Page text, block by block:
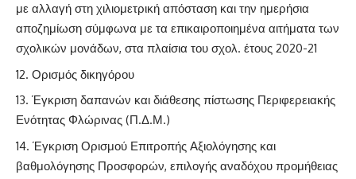
με αλλαγή στη χιλιομετρική απόσταση και την ημερήσια
αποζημίωση σύμφωνα με τα επικαιροποιημένα αιτήματα των
σχολικών μονάδων, στα πλαίσια του σχολ. έτους 2020-21
Ορισμός δικηγόρου
Έγκριση δαπανών και διάθεσης πίστωσης Περιφερειακής
Ενότητας Φλώρινας (Π.Δ.Μ.)
Έγκριση Ορισμού Επιτροπής Αξιολόγησης και
βαθμολόγησης Προσφορών, επιλογής αναδόχου προμήθειας